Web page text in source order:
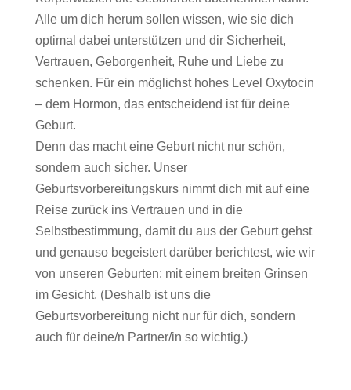
Alle um dich herum sollen wissen, wie sie dich
optimal dabei unterstützen und dir Sicherheit,
Vertrauen, Geborgenheit, Ruhe und Liebe zu
schenken. Für ein möglichst hohes Level Oxytocin
– dem Hormon, das entscheidend ist für deine
Geburt.
Denn das macht eine Geburt nicht nur schön,
sondern auch sicher. Unser
Geburtsvorbereitungskurs nimmt dich mit auf eine
Reise zurück ins Vertrauen und in die
Selbstbestimmung, damit du aus der Geburt gehst
und genauso begeistert darüber berichtest, wie wir
von unseren Geburten: mit einem breiten Grinsen
im Gesicht. (Deshalb ist uns die
Geburtsvorbereitung nicht nur für dich, sondern
auch für deine/n Partner/in so wichtig.)